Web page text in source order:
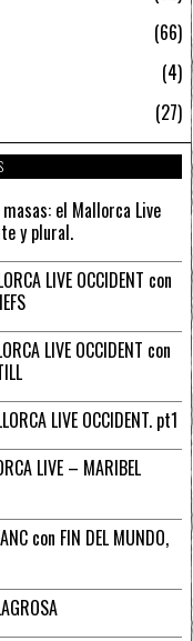
66
4
27
el Mallorca Live
y plural.
LIVE OCCIDENT con
LIVE OCCIDENT con
LIVE OCCIDENT. pt1
LIVE – MARIBEL
con FIN DEL MUNDO,